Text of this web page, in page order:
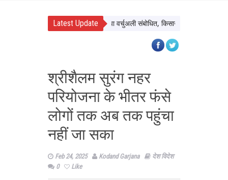
Latest Update
के बलराम कृषि महोत्सव को किया वर्चुअली संबोधित, किसानों से प्राकृतिक खेती
श्रीशैलम सुरंग नहर
परियोजना के भीतर फंसे
लोगों तक अब तक पहुंचा
नहीं जा सका
Feb 24, 2025 Kodand Garjana
देश विदेश
0
Like